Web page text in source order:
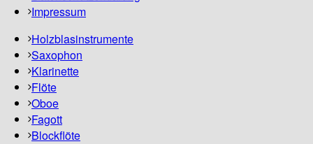
Impressum
Holzblasinstrumente
Saxophon
Klarinette
Flöte
Oboe
Fagott
Blockflöte